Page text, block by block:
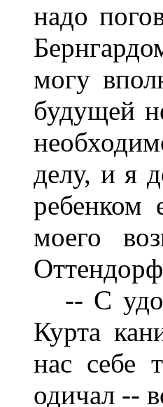
надо
могу
будущей
делу, и я
ребенком
моего
-- С
Курта
нас себе
одичал --